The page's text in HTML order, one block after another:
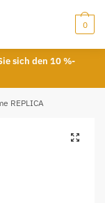
0
sich den 10 %-
REPLICA